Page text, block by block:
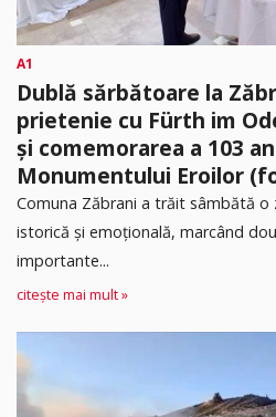
A1
Dublă sărbătoare la
prietenie cu Fürth im
și comemorarea a 103
Monumentului Eroilor
Comuna Zăbrani a trăit sâmbătă o
istorică și emoțională, marcând
importante...
citește mai mult »